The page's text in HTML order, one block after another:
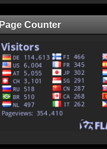
Page Counter